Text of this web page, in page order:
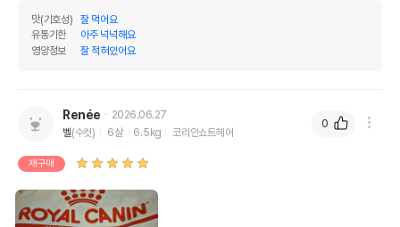
맛(기호성)
잘 먹어요
유통기한
아주 넉넉해요
영양정보
잘 적혀있어요
Renée
2026.06.27
벨(수컷) 6살 6.5kg 코리안쇼트헤어
재구매
0